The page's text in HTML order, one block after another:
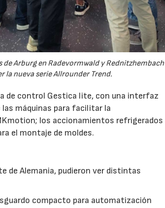
Arburg en Radevormwald y Rednitzhembach
la nueva serie Allrounder Trend.
de control Gestica lite, con una interfaz
máquinas para facilitar la
los accionamientos refrigerados
el montaje de moldes.
de Alemania, pudieron ver distintas
compacto para automatización